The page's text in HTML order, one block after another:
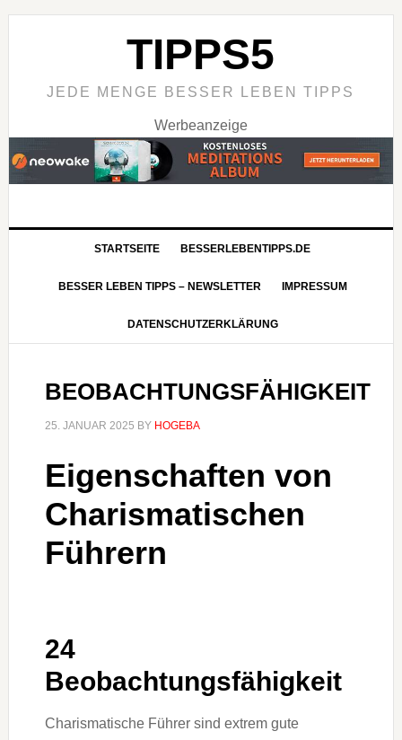
TIPPS5
JEDE MENGE BESSER LEBEN TIPPS
Werbeanzeige
STARTSEITE BESSERLEBENTIPPS.DE
BESSER LEBEN TIPPS – NEWSLETTER IMPRESSUM
DATENSCHUTZERKLÄRUNG
BEOBACHTUNGSFÄHIGKEIT
25. JANUAR 2025 BY HOGEBA
Eigenschaften von
Charismatischen
Führern
24
Beobachtungsfähigkeit
Charismatische Führer sind extrem gute